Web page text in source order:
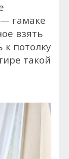
— гамаке
взять
к потолку
такой